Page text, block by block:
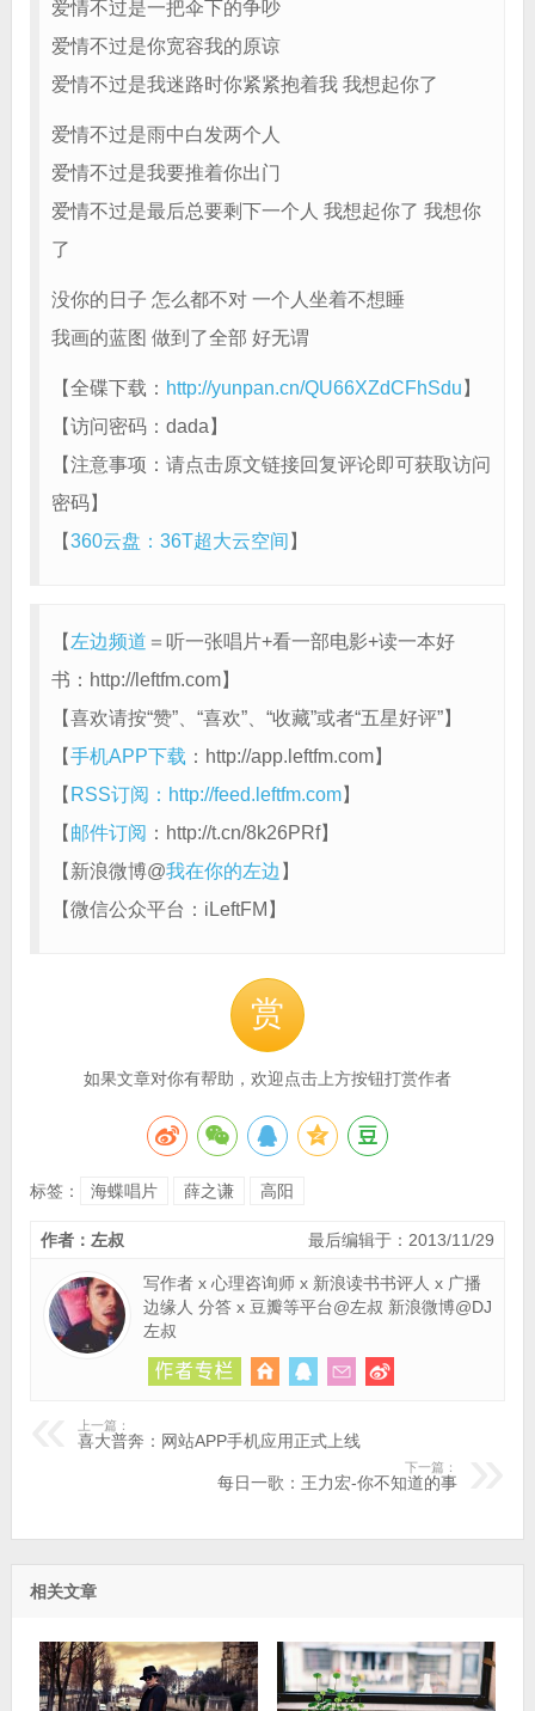
爱情不过是一把伞下的争吵
爱情不过是你宽容我的原谅
爱情不过是我迷路时你紧紧抱着我 我想起你了
爱情不过是雨中白发两个人
爱情不过是我要推着你出门
爱情不过是最后总要剩下一个人 我想起你了 我想你
了
没你的日子 怎么都不对 一个人坐着不想睡
我画的蓝图 做到了全部 好无谓
【全碟下载： http://yunpan.cn/QU66XZdCFhSdu 】
【访问密码： dada 】
【注意事项：请点击原文链接回复评论即可获取访问
密码】
【360云盘：36T超大云空间 】
【 左边频道 ＝听一张唱片+看一部电影+读一本好
书：http://leftfm.com】
【喜欢请按“赞”、“喜欢”、“收藏”或者“五星好评”】
【手机APP下载 ：http://app.leftfm.com】
【 RSS订阅：http://feed.leftfm.com】
【 邮件订阅 ：http://t.cn/8k26PRf】
【新浪微博@我在你的左边 】
【微信公众平台：iLeftFM】
赏
如果文章对你有帮助，欢迎点击上方按钮打赏作者
标签： 海蝶唱片 薛之谦 高阳
最后编辑于：2013/11/29
作者：左叔
写作者 x 心理咨询师 x 新浪读书书评人 x 广播
边缘人 分答 x 豆瓣等平台@左叔 新浪微博@DJ
左叔
上一篇：
喜大普奔：网站APP手机应用正式上线
下一篇：
每日一歌：王力宏-你不知道的事
相关文章